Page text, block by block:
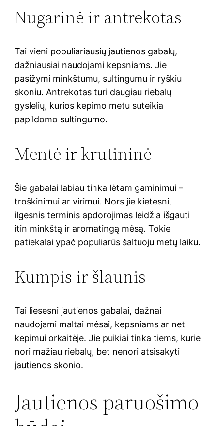
Nugarinė ir antrekotas
Tai vieni populiariausių jautienos gabalų,
dažniausiai naudojami kepsniams. Jie
pasižymi minkštumu, sultingumu ir ryškiu
skoniu. Antrekotas turi daugiau riebalų
gyslelių, kurios kepimo metu suteikia
papildomo sultingumo.
Mentė ir krūtininė
Šie gabalai labiau tinka lėtam gaminimui –
troškinimui ar virimui. Nors jie kietesni,
ilgesnis terminis apdorojimas leidžia išgauti
itin minkštą ir aromatingą mėsą. Tokie
patiekalai ypač populiarūs šaltuoju metų laiku.
Kumpis ir šlaunis
Tai liesesni jautienos gabalai, dažnai
naudojami maltai mėsai, kepsniams ar net
kepimui orkaitėje. Jie puikiai tinka tiems, kurie
nori mažiau riebalų, bet nenori atsisakyti
jautienos skonio.
Jautienos paruošimo